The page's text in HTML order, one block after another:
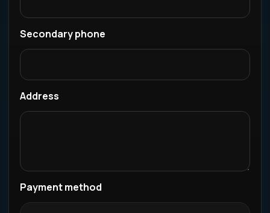
Secondary phone
Address
Payment method